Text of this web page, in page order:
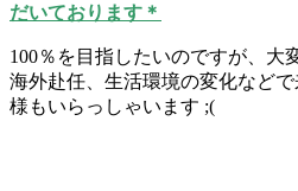
だいております＊
100％を目指したいのですが、大
海外赴任、生活環境の変化など
様もいらっしゃいます ;(